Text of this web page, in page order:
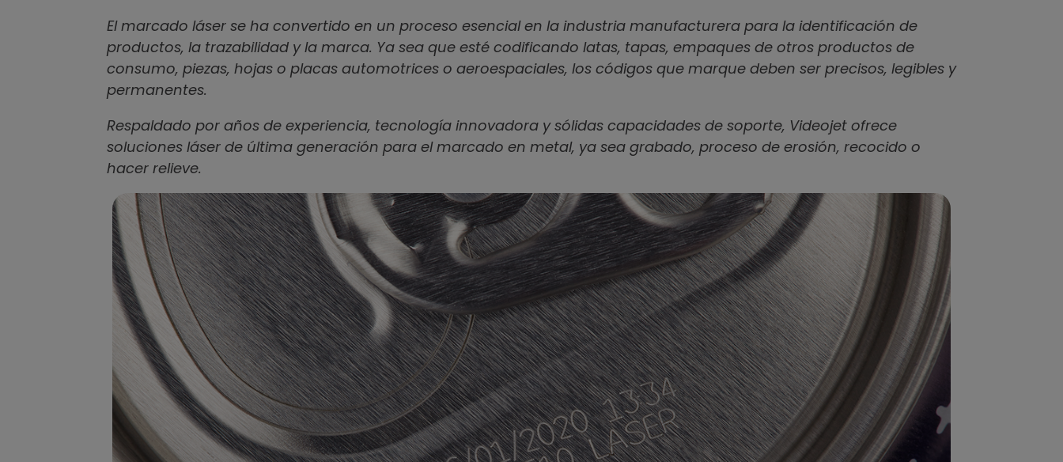
El marcado láser se ha convertido en un proceso esencial en la industria manufacturera para la identificación de
productos, la trazabilidad y la marca. Ya sea que esté codificando latas, tapas, empaques de otros productos de
consumo, piezas, hojas o placas automotrices o aeroespaciales, los códigos que marque deben ser precisos, legibles y
permanentes.
Respaldado por años de experiencia, tecnología innovadora y sólidas capacidades de soporte, Videojet ofrece
soluciones láser de última generación para el marcado en metal, ya sea grabado, proceso de erosión, recocido o
hacer relieve.